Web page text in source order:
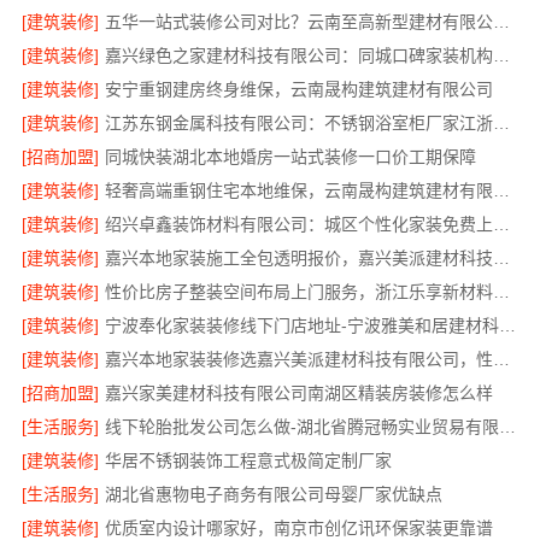
[建筑装修]
五华一站式装修公司对比？云南至高新型建材有限公司优势明显
[建筑装修]
[建筑装修] 安宁重钢建房终身维保，云南晟构建筑建材有限公司
[建筑装修]
江苏东钢金属科技有限公司：不锈钢浴室柜厂家江浙沪加盟
[招商加盟] 同城快装湖北本地婚房一站式装修一口价工期保障
[建筑装修]
[建筑装修]
[建筑装修]
[建筑装修]
性价比房子整装空间布局上门服务，浙江乐享新材料有限公司品质之选
[建筑装修]
宁波奉化家装装修线下门店地址-宁波雅美和居建材科技有限公司
[建筑装修]
[招商加盟] 嘉兴家美建材科技有限公司南湖区精装房装修怎么样
[生活服务]
[建筑装修] 华居不锈钢装饰工程意式极简定制厂家
[生活服务] 湖北省惠物电子商务有限公司母婴厂家优缺点
[建筑装修] 优质室内设计哪家好，南京市创亿讯环保家装更靠谱